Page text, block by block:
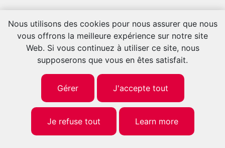
prêt automobile, vous avez donné le pouvoir
aux termes et conditions d’être à l’aise avec
votre paiement et tout autre aspect de votre
vie pendant le paiement de votre prêt. Lisez
attentivement vos conditions générales.
Durée du financement automobile
Lorsque vous obtenez un prêt automobile
pour votre véhicule neuf ou d’occasion, vous
disposez d’une période convenue pour
Nous utilisons des cookies pour nous assurer que nous
vous offrons la meilleure expérience sur notre site
Web. Si vous continuez à utiliser ce site, nous
supposerons que vous en êtes satisfait.
Gérer J'accepte tout
Je refuse tout Learn more